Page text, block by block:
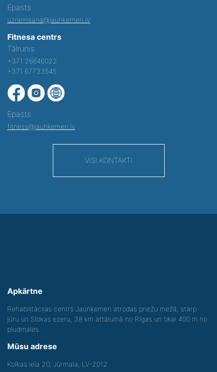
Epasts:
uznemsana@jaunkemeri.lv
Fitnesa centrs
Tālrunis:
+371 26646022
+371 67733545
Epasts:
fitness@jaunkemeri.lv
VISI KONTAKTI
Apkārtne
Rehabilitācijas centrs Jaunķemeri atrodas priežu mežā, starp
jūru un Slokas ezeru, 38 km attālumā no Rīgas un tikai 400 m no
pludmales.
Mūsu adrese
Kolkas iela 20, Jūrmala, LV-2012